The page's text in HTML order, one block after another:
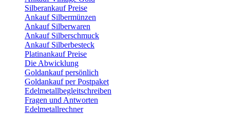
Silberankauf Preise
Ankauf Silbermünzen
Ankauf Silberwaren
Ankauf Silberschmuck
Ankauf Silberbesteck
Platinankauf Preise
Die Abwicklung
Goldankauf persönlich
Goldankauf per Postpaket
Edelmetallbegleitschreiben
Fragen und Antworten
Edelmetallrechner